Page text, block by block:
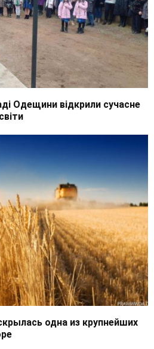
Одещини відкрили сучасне
одна из крупнейших